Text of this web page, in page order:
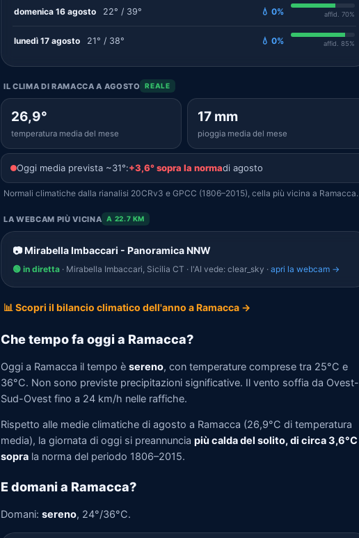
domenica 16 agosto 22° / 39° 💧 0% affid. 70%
lunedì 17 agosto 21° / 38° 💧 0% affid. 85%
IL CLIMA DI RAMACCA A AGOSTO REALE
26,9°
temperatura media del mese
17 mm
pioggia media del mese
Oggi media prevista ~31°:+3,6° sopra la normadi agosto
Normali climatiche dalla rianalisi 20CRv3 e GPCC (1806–2015), cella più vicina a Ramacca.
LA WEBCAM PIÙ VICINA A 22.7 KM
📷 Mirabella Imbaccari - Panoramica NNW
🟢 in diretta · Mirabella Imbaccari, Sicilia CT · l'AI vede: clear_sky · apri la webcam →
📊 Scopri il bilancio climatico dell'anno a Ramacca →
Che tempo fa oggi a Ramacca?
Oggi a Ramacca il tempo è sereno, con temperature comprese tra 25°C e
36°C. Non sono previste precipitazioni significative. Il vento soffia da Ovest-
Sud-Ovest fino a 24 km/h nelle raffiche.
Rispetto alle medie climatiche di agosto a Ramacca (26,9°C di temperatura
media), la giornata di oggi si preannuncia più calda del solito, di circa 3,6°C
sopra la norma del periodo 1806–2015.
E domani a Ramacca?
Domani: sereno, 24°/36°C.